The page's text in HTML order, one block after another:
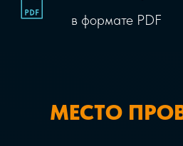
в формате PDF
МЕСТО